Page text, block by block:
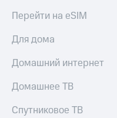
Перейти на eSIM
Для дома
Домашний интернет
Домашнее ТВ
Спутниковое ТВ